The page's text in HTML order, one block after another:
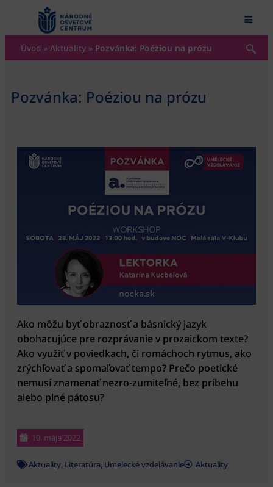
content
Úvod » Aktuality » Pozvánka: Poéziou na prózu
Pozvánka: Poéziou na prózu
Ako môžu byť obraznosť a básnický jazyk
obohacujúce pre rozprávanie v prozaickom texte?
Ako využiť v poviedkach, či romáchoch rytmus, ako
zrýchľovať a spomaľovať tempo? Prečo poetické
nemusí znamenať nezro-zumiteľné, bez príbehu
alebo plné pátosu?
10. mája 2022
Aktuality, Literatúra, Umelecké vzdelávanie Aktuality